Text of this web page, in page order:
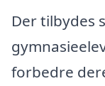
Der tilbydes
forbedre